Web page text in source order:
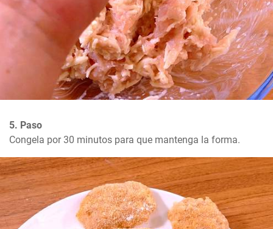
5. Paso
Congela por 30 minutos para que mantenga la forma.